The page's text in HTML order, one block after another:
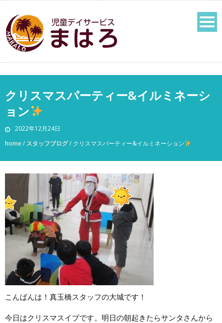
クリスマスパーティー&イルミネーシ
ョン
2022年12月24日
home/ スタッフブログ/ クリスマスパーティー&イルミネーション
こんばんは！真玉橋スタッフの大城です！
今日はクリスマスイブです。明日の朝起きたらサンタさんから